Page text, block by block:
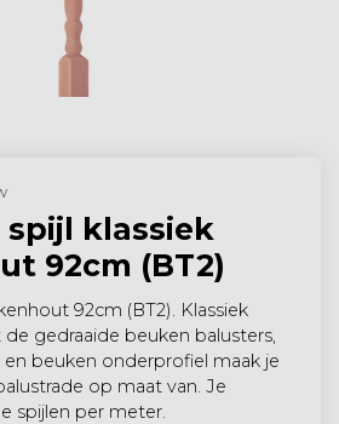
spijl klassiek
92cm (BT2)
92cm (BT2). Klassiek
gedraaide beuken balusters,
beuken onderprofiel maak je
op maat van. Je
spijlen per meter.